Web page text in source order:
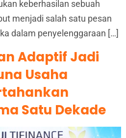
keberhasilan sebuah
menjadi salah satu pesan
dalam penyelenggaraan […]
Adaptif Jadi
Usaha
Satu Dekade